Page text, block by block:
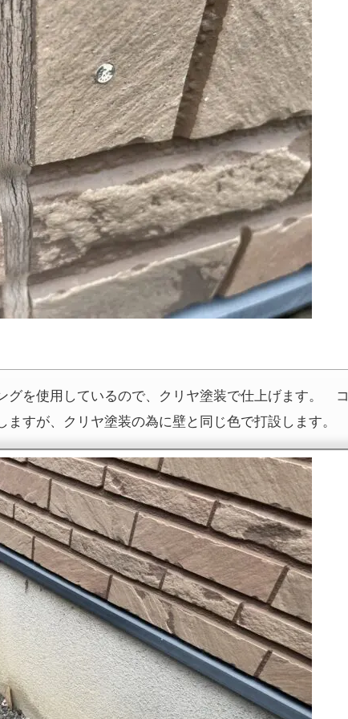
グを使用しているので、クリヤ塗装で仕上げます。 コ
すが、クリヤ塗装の為に壁と同じ色で打設します。